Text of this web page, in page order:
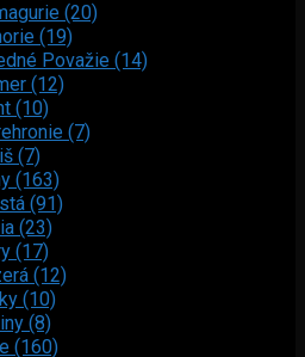
(20)
(19)
Považie (14)
(12)
(10)
(7)
(7)
(163)
(91)
(23)
(17)
(12)
(10)
(8)
(160)